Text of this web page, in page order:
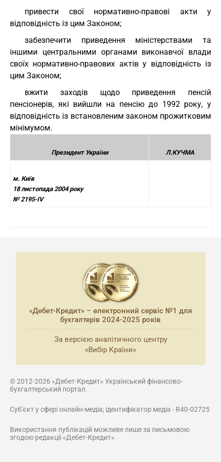
привести свої нормативно-правові акти у
відповідність із цим Законом;
забезпечити приведення міністерствами та
іншими центральними органами виконавчої влади
своїх нормативно-правових актів у відповідність із
цим Законом;
вжити заходів щодо приведення пенсій
пенсіонерів, які вийшли на пенсію до 1992 року, у
відповідність із встановленим законом прожитковим
мінімумом.
Президент України Л.КУЧМА
м. Київ
18 листопада 2004 року
№ 2195-IV
«Дебет-Кредит» – електронний сервіс №1 для
бухгалтерів 2024-2025 років
За версією аналітичного центру
«Вибір Країни»
© 2012-2026 «Дебет-Кредит» Український фінансово-
бухгалтерський портал.
Суб'єкт у сфері онлайн-медіа; ідентифікатор медіа - R40-02725
Використання публікацій можливе лише за письмовою
згодою редакції «Дебет-Кредит»